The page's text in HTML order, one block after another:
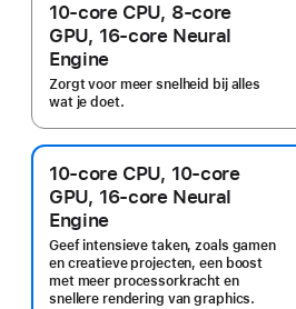
10-core CPU, 8-core
GPU, 16-core Neural
Engine
Zorgt voor meer snelheid bij alles
wat je doet.
10-core CPU, 10-core
GPU, 16-core Neural
Engine
Geef intensieve taken, zoals gamen
en creatieve projecten, een boost
met meer processorkracht en
snellere rendering van graphics.